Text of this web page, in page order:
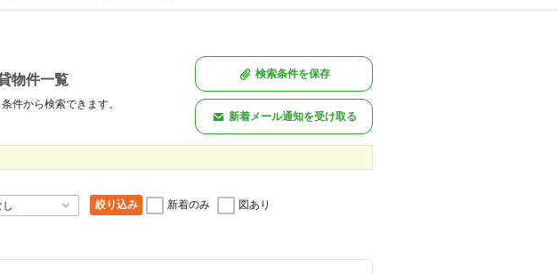
物件一覧
件から検索できます。
検索条件を保存
新着メール通知を受け取る
絞り込み 新着のみ 図あり